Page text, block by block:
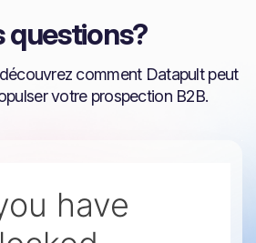
questions?
comment Datapult peut
votre prospection B2B.